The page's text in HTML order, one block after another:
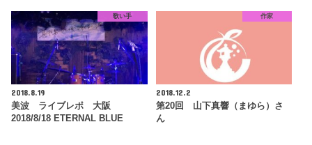
歌い手
2018.8.19
美波 ライブレポ 大阪
2018/8/18 ETERNAL BLUE
作家
2018.12.2
第20回 山下真響（まゆら）さ
ん